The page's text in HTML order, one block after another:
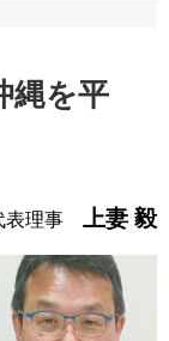
縄を平
表理事 上妻 毅